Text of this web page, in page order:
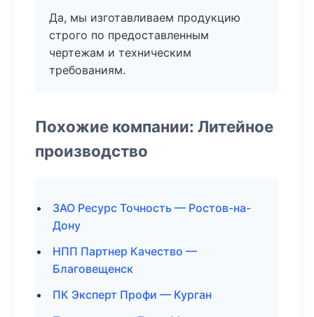
Да, мы изготавливаем продукцию
строго по предоставленным
чертежам и техническим
требованиям.
Похожие компании: Литейное
производство
ЗАО Ресурс Точность — Ростов-на-
Дону
НПП Партнер Качество —
Благовещенск
ПК Эксперт Профи — Курган